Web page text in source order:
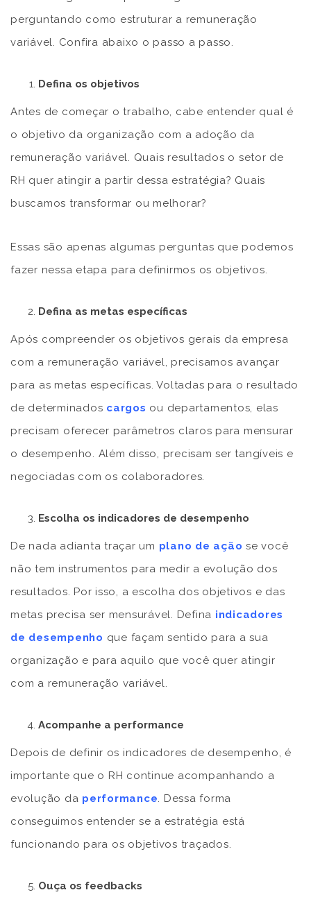
perguntando como estruturar a remuneração
variável. Confira abaixo o passo a passo.
Defina os objetivos
Antes de começar o trabalho, cabe entender qual é
o objetivo da organização com a adoção da
remuneração variável. Quais resultados o setor de
RH quer atingir a partir dessa estratégia? Quais
buscamos transformar ou melhorar?
Essas são apenas algumas perguntas que podemos
fazer nessa etapa para definirmos os objetivos.
Defina as metas específicas
Após compreender os objetivos gerais da empresa
com a remuneração variável, precisamos avançar
para as metas específicas. Voltadas para o resultado
de determinados cargos ou departamentos, elas
precisam oferecer parâmetros claros para mensurar
o desempenho. Além disso, precisam ser tangíveis e
negociadas com os colaboradores.
Escolha os indicadores de desempenho
De nada adianta traçar um plano de ação se você
não tem instrumentos para medir a evolução dos
resultados. Por isso, a escolha dos objetivos e das
metas precisa ser mensurável. Defina indicadores
de desempenho que façam sentido para a sua
organização e para aquilo que você quer atingir
com a remuneração variável.
Acompanhe a performance
Depois de definir os indicadores de desempenho, é
importante que o RH continue acompanhando a
evolução da performance. Dessa forma
conseguimos entender se a estratégia está
funcionando para os objetivos traçados.
Ouça os feedbacks